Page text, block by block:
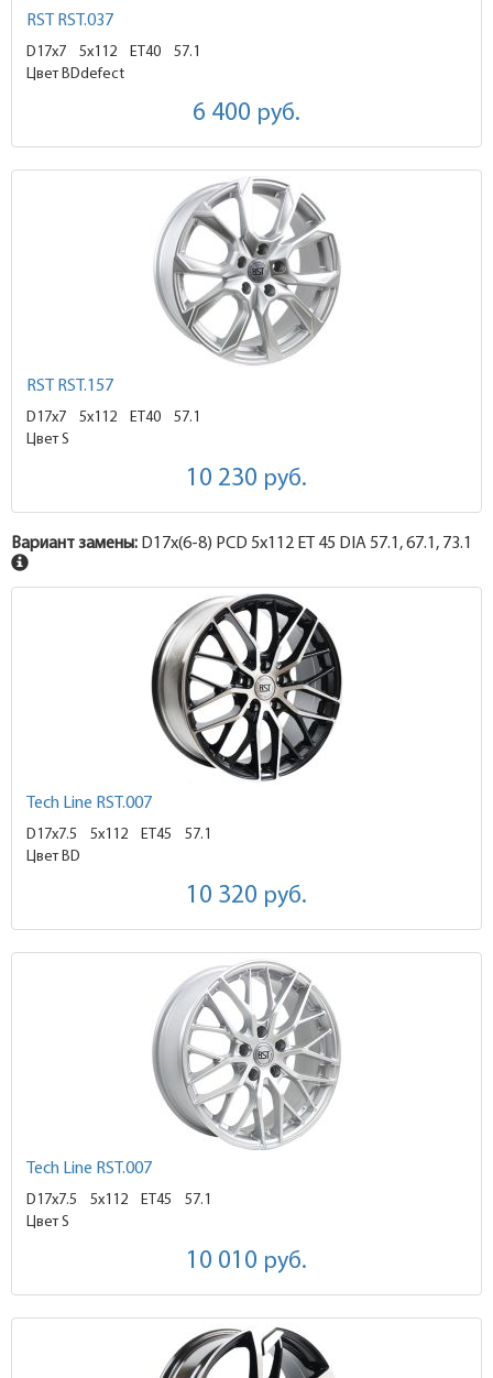
RST RST.037
D17x7 5x112 ET40
57.1
Цвет BDdefect
6 400 руб.
RST RST.157
D17x7 5x112 ET40
57.1
Цвет S
10 230 руб.
Вариант замены: D17x(6-8) PCD 5x112 ET 45 DIA 57.1, 67.1, 73.1
Tech Line RST.007
D17x7.5 5x112 ET45
57.1
Цвет BD
10 320 руб.
Tech Line RST.007
D17x7.5 5x112 ET45
57.1
Цвет S
10 010 руб.